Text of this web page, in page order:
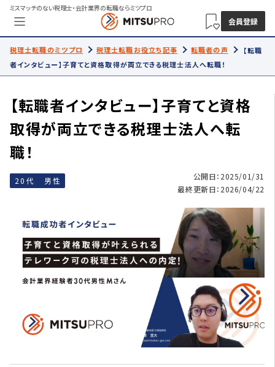
ミスマッチのない税理士・会計業界の転職ならミツプロ
会員登録
税理士転職のミツプロ 税理士転職お役立ち記事 転職者の声
【転職
者インタビュー】子育てと資格取得が両立できる税理士法人へ転職！
【転職者インタビュー】子育てと資格
取得が両立できる税理士法人へ転
職！
20代 男性
公開日：2025/01/31
最終更新日：2026/04/22